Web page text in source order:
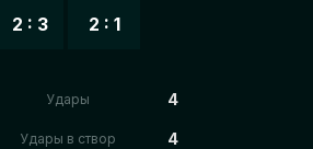
2 : 3 2 : 1
Удары 4
Удары в створ 4